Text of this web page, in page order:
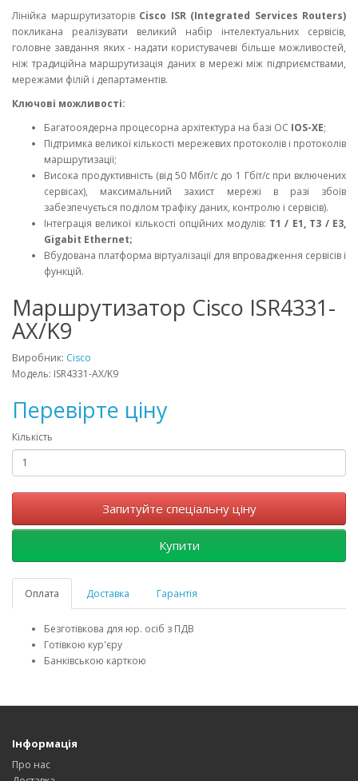
Лінійка маршрутизаторів Cisco ISR (Integrated Services Routers)
покликана реалізувати великий набір інтелектуальних сервісів,
головне завдання яких - надати користувачеві більше можливостей,
ніж традиційна маршрутизація даних в мережі між підприємствами,
мережами філій і департаментів.
Ключові можливості:
Багатооядерна процесорна архітектура на базі ОС IOS-XE;
Підтримка великої кількості мережевих протоколів і протоколів
маршрутизації;
Висока продуктивність (від 50 Мбіт/с до 1 Гбіт/с при включених
сервісах), максимальний захист мережі в разі збоїв
забезпечується поділом трафіку даних, контролю і сервісів).
Інтеграція великої кількості опційних модулів: T1 / E1, T3 / E3,
Gigabit Ethernet;
Вбудована платформа віртуалізації для впровадження сервісів і
функцій.
Маршрутизатор Cisco ISR4331-
AX/K9
Виробник: Cisco
Модель: ISR4331-AX/K9
Перевірте ціну
Кількість
Запитуйте спеціальну ціну
Купити
Оплата Доставка Гарантія
Безготівкова для юр. осіб з ПДВ
Готівкою кур'єру
Банківською карткою
Інформація
Про нас